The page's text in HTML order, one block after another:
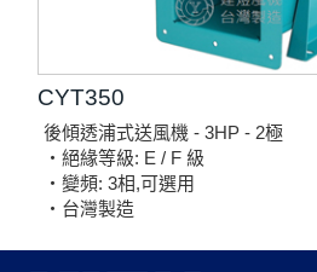
CYT350
後傾透浦式送風機 - 3HP - 2極
‧絕緣等級: E / F 級
‧變頻: 3相,可選用
‧台灣製造